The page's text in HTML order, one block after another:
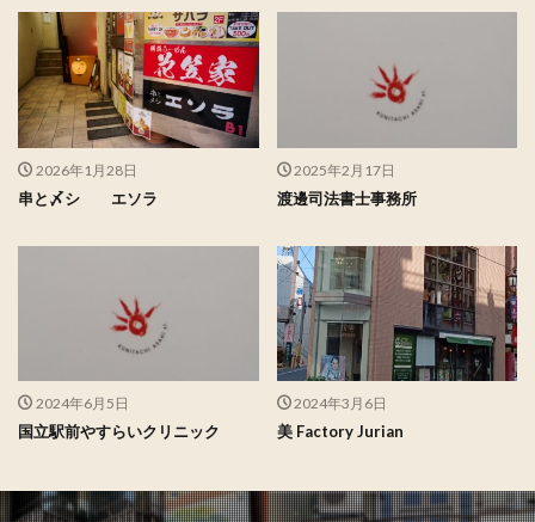
2026年1月28日
串と〆シ エソラ
2025年2月17日
渡邊司法書士事務所
2024年6月5日
国立駅前やすらいクリニック
2024年3月6日
美 Factory Jurian